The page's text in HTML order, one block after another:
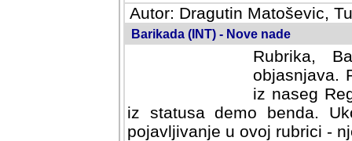
Autor: Dragutin Matoševic,
Barikada (INT) - Nove nade
Rubrika,
objasnjava.
iz naseg
iz statusa demo benda.
pojavljivanje u ovoj rubrici -